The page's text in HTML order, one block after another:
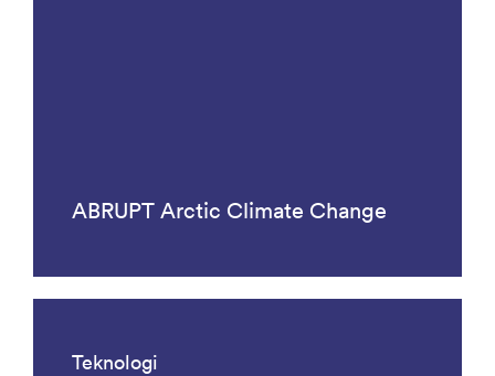
ABRUPT Arctic Climate Change
Teknologi